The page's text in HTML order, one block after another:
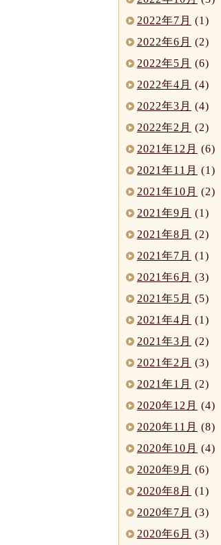
2022年7月 (1)
2022年6月 (2)
2022年5月 (6)
2022年4月 (4)
2022年3月 (4)
2022年2月 (2)
2021年12月 (6)
2021年11月 (1)
2021年10月 (2)
2021年9月 (1)
2021年8月 (2)
2021年7月 (1)
2021年6月 (3)
2021年5月 (5)
2021年4月 (1)
2021年3月 (2)
2021年2月 (3)
2021年1月 (2)
2020年12月 (4)
2020年11月 (8)
2020年10月 (4)
2020年9月 (6)
2020年8月 (1)
2020年7月 (3)
2020年6月 (3)